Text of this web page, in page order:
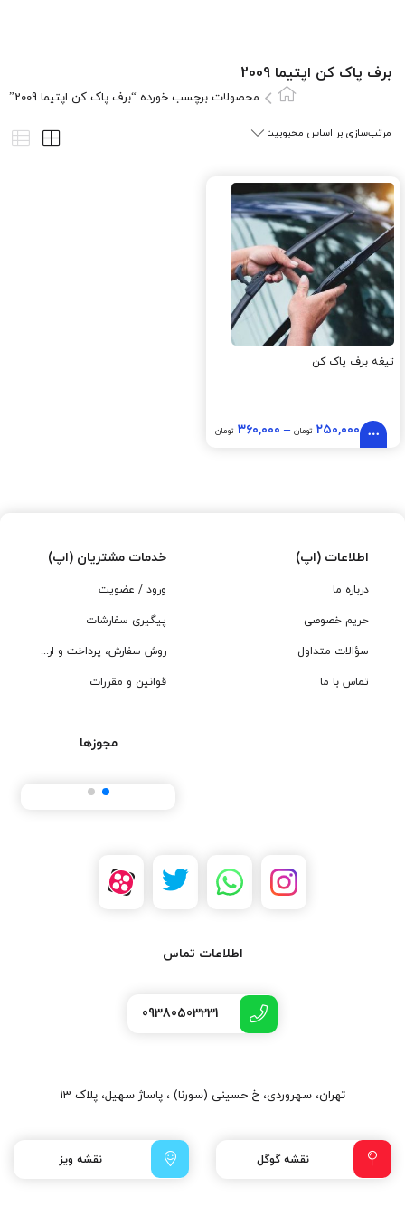
برف پاک کن اپتیما 2009
محصولات برچسب خورده “برف پاک کن اپتیما 2009”
تیغه برف پاک کن
۲۵۰,۰۰۰ تومان– ۳۶۰,۰۰۰ تومان
اطلاعات (اپ)
درباره ما
حریم خصوصی
سؤالات متداول
تماس با ما
خدمات مشتریان (اپ)
ورود / عضویت
پیگیری سفارشات
روش سفارش، پرداخت و ارسال
قوانین و مقررات
مجوزها
اطلاعات تماس
09380503231
تهران، سهروردی، خ حسینی (سورنا) ، پاساژ سهیل، پلاک 13
نقشه گوگل نقشه ویز